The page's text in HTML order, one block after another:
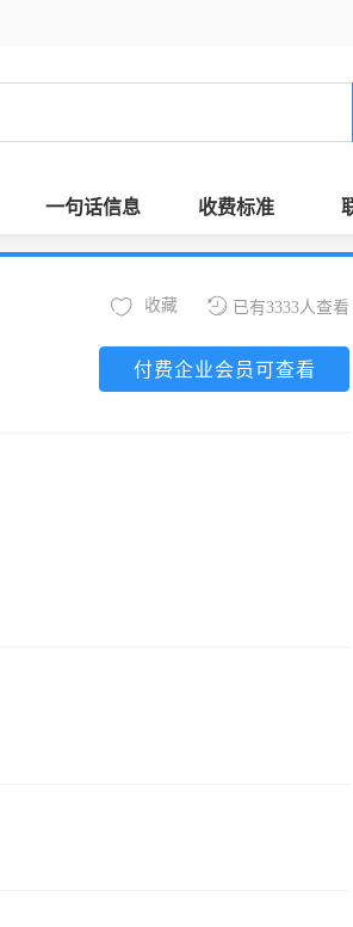
一句话信息 收费标准
已有3333人查看
收藏
付费企业会员可查看